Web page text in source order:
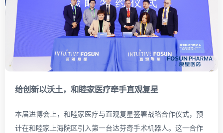
给创新以沃土， 和睦家医疗牵手直观复星
本届进博会上，和睦家医疗与直观复星签署战略合作仪式，预
计在和睦家上海院区引入第一台达芬奇手术机器人。这一合作